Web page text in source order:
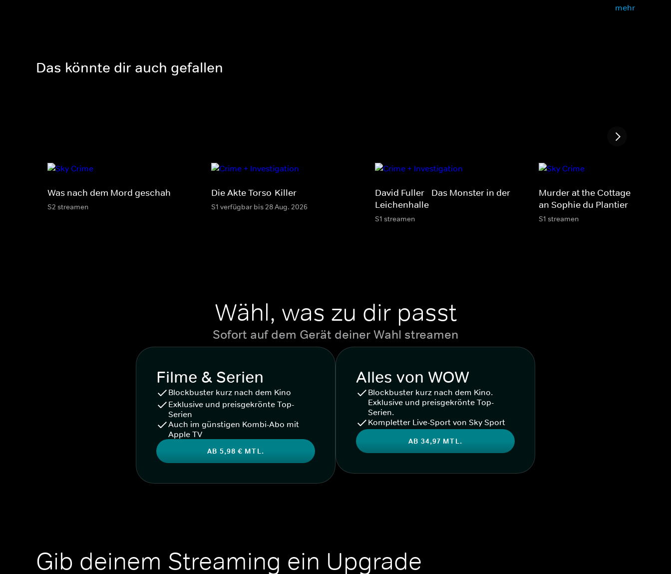
mehr
Das könnte dir auch gefallen
Was nach dem Mord geschah
S2 streamen
Die Akte Torso-Killer
S1 verfügbar bis 28 Aug. 2026
David Fuller - Das Monster in der
Leichenhalle
S1 streamen
Murder at the Cottage - Der
an Sophie du Plantier
S1 streamen
Wähl, was zu dir passt
Sofort auf dem Gerät deiner Wahl streamen
Filme & Serien
Blockbuster kurz nach dem Kino
Exklusive und preisgekrönte Top-
Serien
Auch im günstigen Kombi-Abo mit
Apple TV
AB 5,98 € MTL.
Alles von WOW
Blockbuster kurz nach dem Kino.
Exklusive und preisgekrönte Top-
Serien.
Kompletter Live-Sport von Sky Sport
AB 34,97 MTL.
Gib deinem Streaming ein Upgrade